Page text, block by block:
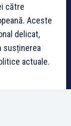
către
Aceste
delicat,
susținerea
actuale.